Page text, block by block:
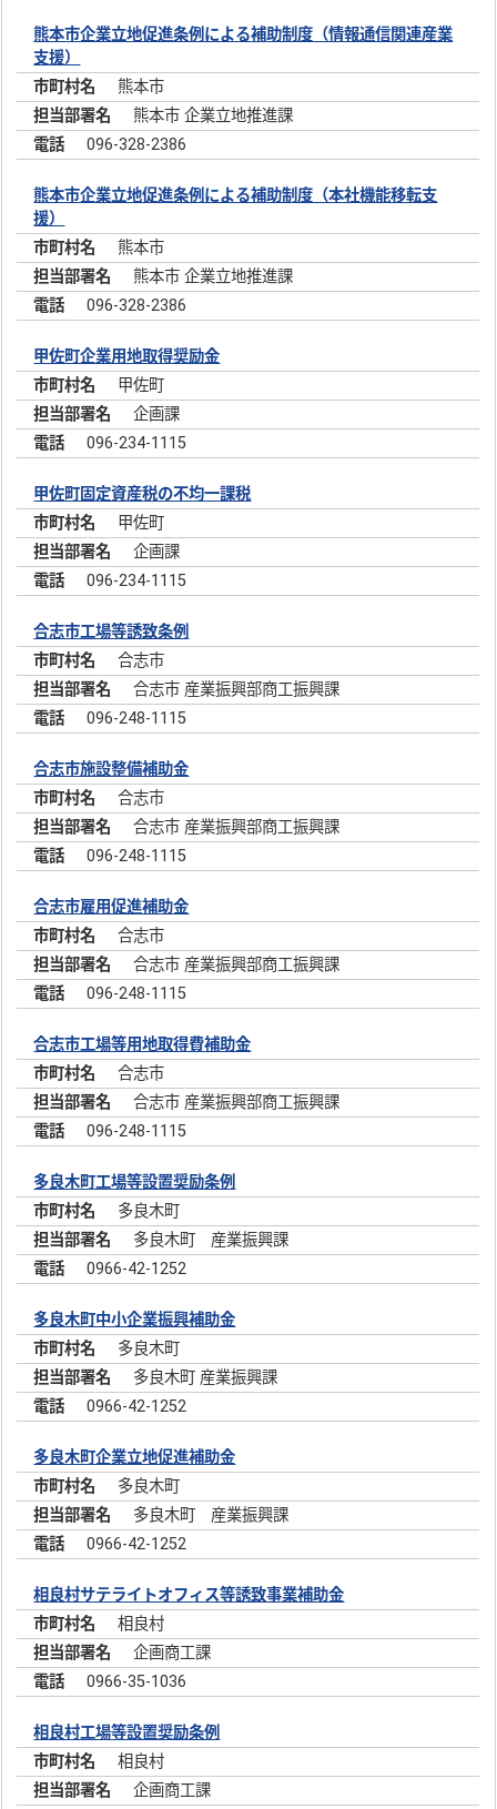
熊本市企業立地促進条例による補助制度（情報通信関連産業
支援）
熊本市
熊本市 企業立地推進課
096-328-2386
熊本市企業立地促進条例による補助制度（本社機能移転支
援）
熊本市
熊本市 企業立地推進課
096-328-2386
甲佐町企業用地取得奨励金
甲佐町
企画課
096-234-1115
甲佐町固定資産税の不均一課税
甲佐町
企画課
096-234-1115
合志市工場等誘致条例
合志市
合志市 産業振興部商工振興課
096-248-1115
合志市施設整備補助金
合志市
合志市 産業振興部商工振興課
096-248-1115
合志市雇用促進補助金
合志市
合志市 産業振興部商工振興課
096-248-1115
合志市工場等用地取得費補助金
合志市
合志市 産業振興部商工振興課
096-248-1115
多良木町工場等設置奨励条例
多良木町
多良木町 産業振興課
0966-42-1252
多良木町中小企業振興補助金
多良木町
多良木町 産業振興課
0966-42-1252
多良木町企業立地促進補助金
多良木町
多良木町 産業振興課
0966-42-1252
相良村サテライトオフィス等誘致事業補助金
相良村
企画商工課
0966-35-1036
相良村工場等設置奨励条例
相良村
企画商工課